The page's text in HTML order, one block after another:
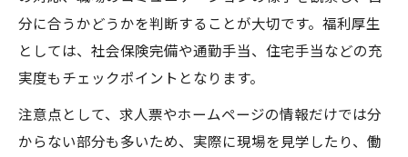
分に合うかどうかを判断することが大切です。福利厚生
としては、社会保険完備や通勤手当、住宅手当などの充
実度もチェックポイントとなります。
注意点として、求人票やホームページの情報だけでは分
からない部分も多いため、実際に現場を見学したり、働